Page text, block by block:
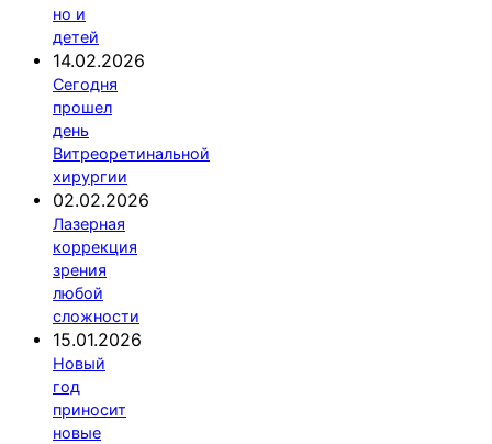
но и
детей
14.02.2026
Сегодня
прошел
день
Витреоретинальной
хирургии
02.02.2026
Лазерная
коррекция
зрения
любой
сложности
15.01.2026
Новый
год
приносит
новые